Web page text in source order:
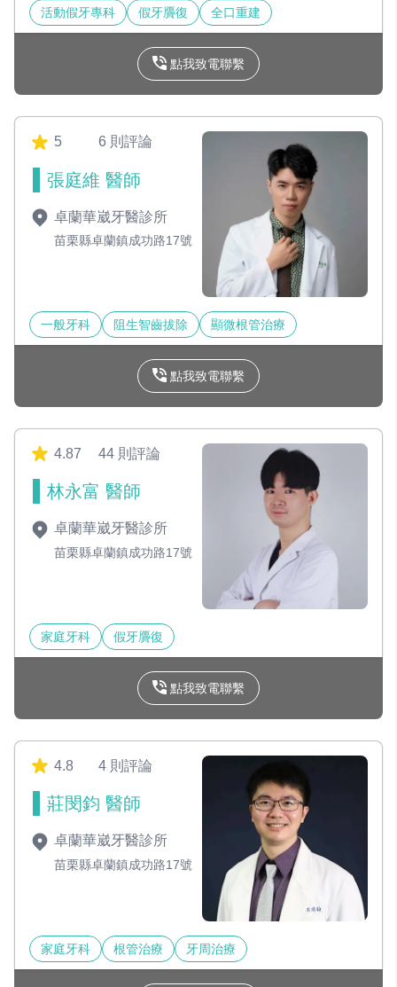
活動假牙專科 假牙贗復 全口重建
點我致電聯繫
5 6 則評論
張庭維 醫師
卓蘭華崴牙醫診所
苗栗縣卓蘭鎮成功路17號
一般牙科 阻生智齒拔除 顯微根管治療
點我致電聯繫
4.87 44 則評論
林永富 醫師
卓蘭華崴牙醫診所
苗栗縣卓蘭鎮成功路17號
家庭牙科 假牙贗復
點我致電聯繫
4.8 4 則評論
莊閔鈞 醫師
卓蘭華崴牙醫診所
苗栗縣卓蘭鎮成功路17號
家庭牙科 根管治療 牙周治療